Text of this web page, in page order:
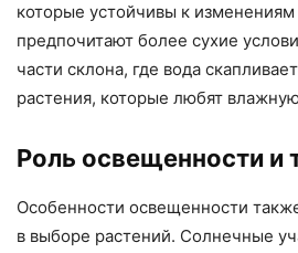
которые устойчивы к
предпочитают более сухие
части склона, где вода
растения, которые любят
Роль освещенности и
Особенности освещенности
в выборе растений. Солнечные